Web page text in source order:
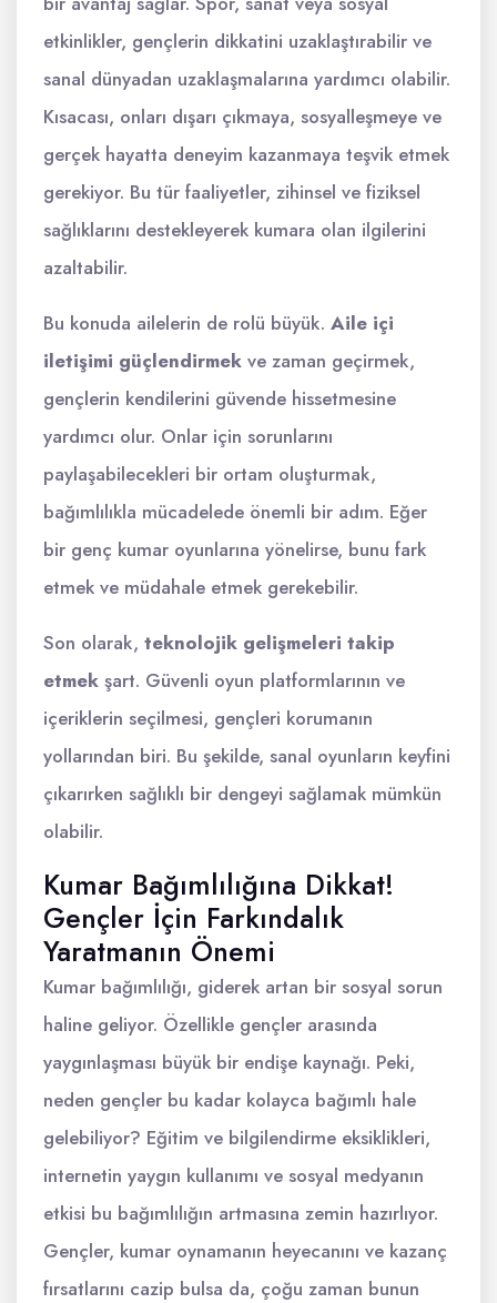
etkinlikler, gençlerin dikkatini uzaklaştırabilir ve
sanal dünyadan uzaklaşmalarına yardımcı olabilir.
Kısacası, onları dışarı çıkmaya, sosyalleşmeye ve
gerçek hayatta deneyim kazanmaya teşvik etmek
gerekiyor. Bu tür faaliyetler, zihinsel ve fiziksel
sağlıklarını destekleyerek kumara olan ilgilerini
azaltabilir.
Bu konuda ailelerin de rolü büyük. Aile içi
iletişimi güçlendirmek ve zaman geçirmek,
gençlerin kendilerini güvende hissetmesine
yardımcı olur. Onlar için sorunlarını
paylaşabilecekleri bir ortam oluşturmak,
bağımlılıkla mücadelede önemli bir adım. Eğer
bir genç kumar oyunlarına yönelirse, bunu fark
etmek ve müdahale etmek gerekebilir.
Son olarak, teknolojik gelişmeleri takip
etmek şart. Güvenli oyun platformlarının ve
içeriklerin seçilmesi, gençleri korumanın
yollarından biri. Bu şekilde, sanal oyunların keyfini
çıkarırken sağlıklı bir dengeyi sağlamak mümkün
olabilir.
Kumar Bağımlılığına Dikkat!
Gençler İçin Farkındalık
Yaratmanın Önemi
Kumar bağımlılığı, giderek artan bir sosyal sorun
haline geliyor. Özellikle gençler arasında
yaygınlaşması büyük bir endişe kaynağı. Peki,
neden gençler bu kadar kolayca bağımlı hale
gelebiliyor? Eğitim ve bilgilendirme eksiklikleri,
internetin yaygın kullanımı ve sosyal medyanın
etkisi bu bağımlılığın artmasına zemin hazırlıyor.
Gençler, kumar oynamanın heyecanını ve kazanç
fırsatlarını cazip bulsa da, çoğu zaman bunun